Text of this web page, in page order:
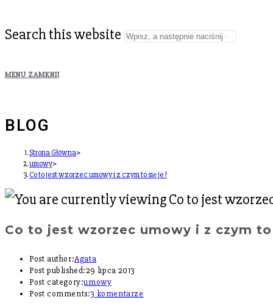
Search this website
MENU ZAMKNIJ
BLOG
Strona Główna>
umowy>
Co to jest wzorzec umowy i z czym to się je?
Co to jest wzorzec umowy i z czym
Post author:Agata
Post published:29 lipca 2013
Post category:umowy
Post comments:3 komentarze